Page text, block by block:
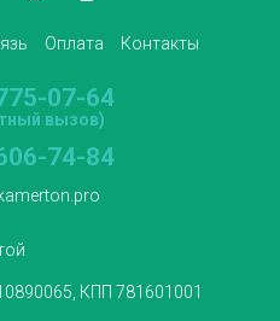
Оплата Контакты
07-64
вызов)
74-84
КПП 781601001